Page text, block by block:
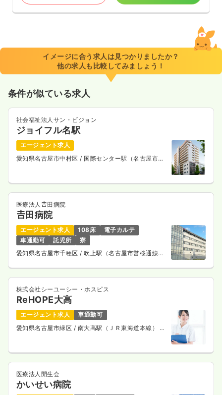
イメージに合う求人は見つかりましたか？
他の求人も比較してみましょう！
条件が似ている求人
社会福祉法人サン・ビジョン
ジョイフル名駅
エージェント求人
愛知県名古屋市中村区 / 国際センター駅（名古屋市営
医療法人𠮷田病院
𠮷田病院
エージェント求人 108床
電子カルテ
車通勤可
託児所
寮
愛知県名古屋市千種区 / 吹上駅（名古屋市営桜通線）
株式会社シーユーシー・ホスピス
ReHOPE大高
エージェント求人
車通勤可
愛知県名古屋市緑区 / 南大高駅（ＪＲ東海道本線） 徒
医療法人開生会
かいせい病院